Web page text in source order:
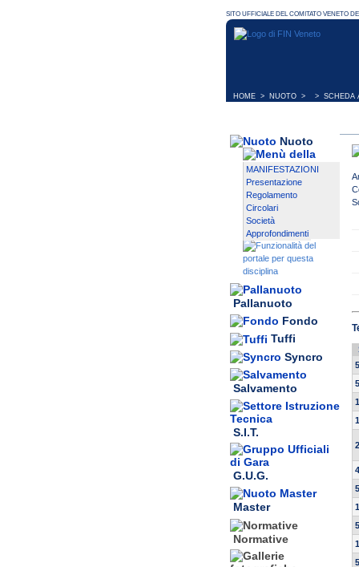
HOME > NUOTO > > SCHEDA
Nuoto
MANIFESTAZIONI
Presentazione
Regolamento
Circolari
Società
Approfondimenti
Pallanuoto
Fondo
Tuffi
Syncro
Salvamento
S.I.T.
G.U.G.
Master
Normative